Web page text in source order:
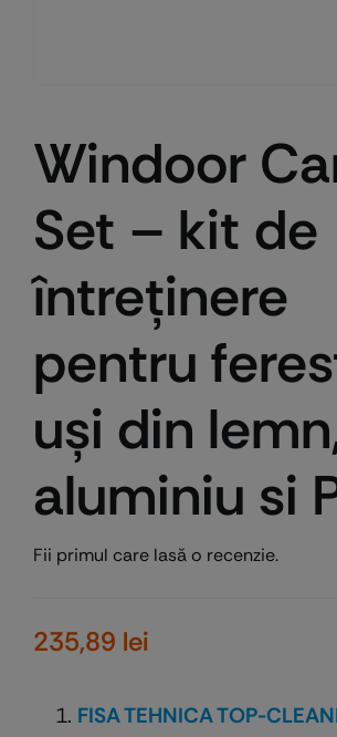
Windoor
Set – kit de
întreținere
pentru
uși din
aluminiu si
Fii primul care lasă o recenzie.
235,89 lei
FISA TEHNICA TOP-